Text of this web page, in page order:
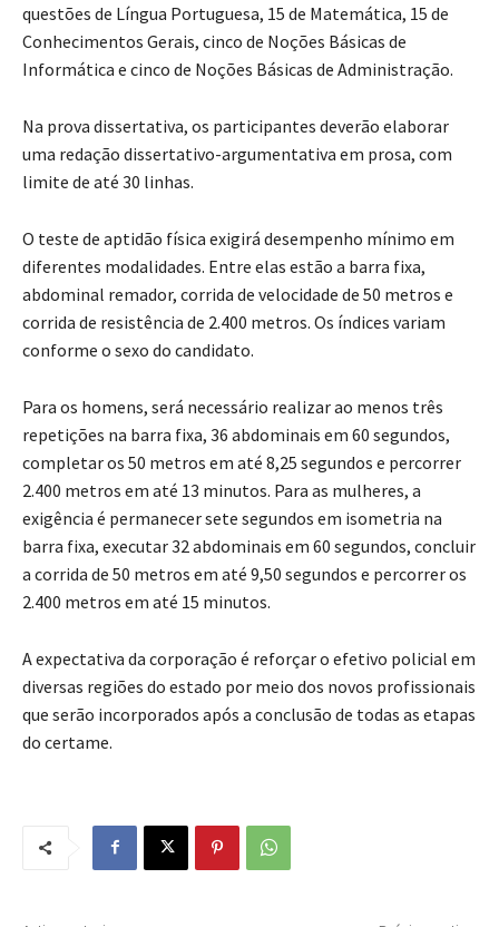
questões de Língua Portuguesa, 15 de Matemática, 15 de
Conhecimentos Gerais, cinco de Noções Básicas de
Informática e cinco de Noções Básicas de Administração.
Na prova dissertativa, os participantes deverão elaborar
uma redação dissertativo-argumentativa em prosa, com
limite de até 30 linhas.
O teste de aptidão física exigirá desempenho mínimo em
diferentes modalidades. Entre elas estão a barra fixa,
abdominal remador, corrida de velocidade de 50 metros e
corrida de resistência de 2.400 metros. Os índices variam
conforme o sexo do candidato.
Para os homens, será necessário realizar ao menos três
repetições na barra fixa, 36 abdominais em 60 segundos,
completar os 50 metros em até 8,25 segundos e percorrer
2.400 metros em até 13 minutos. Para as mulheres, a
exigência é permanecer sete segundos em isometria na
barra fixa, executar 32 abdominais em 60 segundos, concluir
a corrida de 50 metros em até 9,50 segundos e percorrer os
2.400 metros em até 15 minutos.
A expectativa da corporação é reforçar o efetivo policial em
diversas regiões do estado por meio dos novos profissionais
que serão incorporados após a conclusão de todas as etapas
do certame.